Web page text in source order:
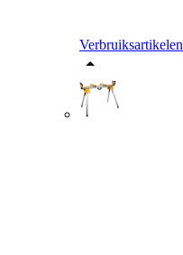
Verbruiksartikelen